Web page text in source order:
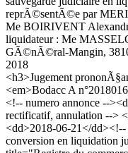
reprÃ©sentÃ©e par
Me BOIRIVENT
liquidateur : Me
GÃ©nÃ©ral-Mangin,
2018
<h3>Jugement
<em>Bodacc A
<!-- numero annonce --
rectificatif, annulation -->
<dd>2018-06-21</
conversion en liquidation